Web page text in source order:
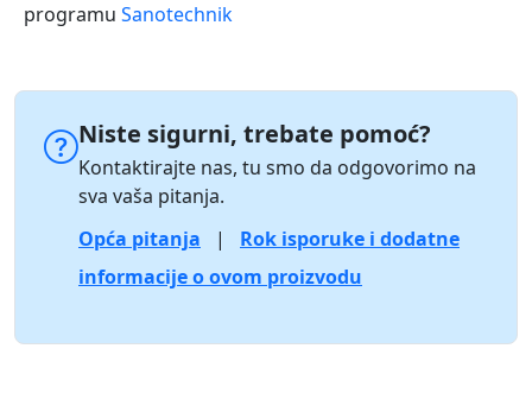
programu Sanotechnik
Niste sigurni, trebate pomoć?
Kontaktirajte nas, tu smo da odgovorimo na
sva vaša pitanja.
Opća pitanja
|
Rok isporuke i dodatne
informacije o ovom proizvodu